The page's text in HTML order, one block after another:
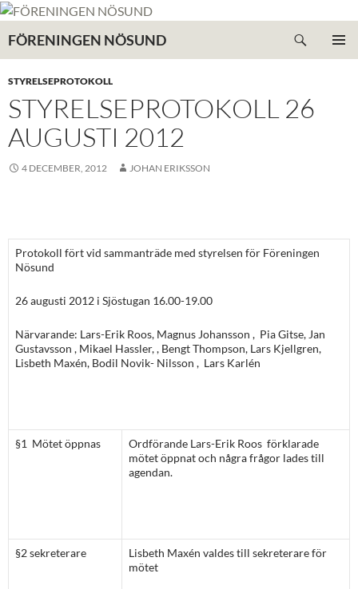
Hoppa
innehåll
FÖRENINGEN NÖSUND
STYRELSEPROTOKOLL
STYRELSEPROTOKOLL 26
AUGUSTI 2012
4 DECEMBER, 2012 JOHAN ERIKSSON
Protokoll fört vid sammanträde med styrelsen för Föreningen
Nösund
26 augusti 2012 i Sjöstugan 16.00-19.00
Närvarande: Lars-Erik Roos, Magnus Johansson , Pia Gitse, Jan
Gustavsson , Mikael Hassler, , Bengt Thompson, Lars Kjellgren,
Lisbeth Maxén, Bodil Novik- Nilsson , Lars Karlén
§1 Mötet öppnas
Ordförande Lars-Erik Roos förklarade
mötet öppnat och några frågor lades till
agendan.
§2 sekreterare
Lisbeth Maxén valdes till sekreterare för
mötet